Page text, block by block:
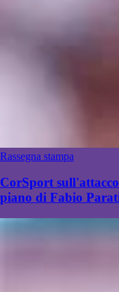
Rassegna stampa
CorSport
piano di Fabio